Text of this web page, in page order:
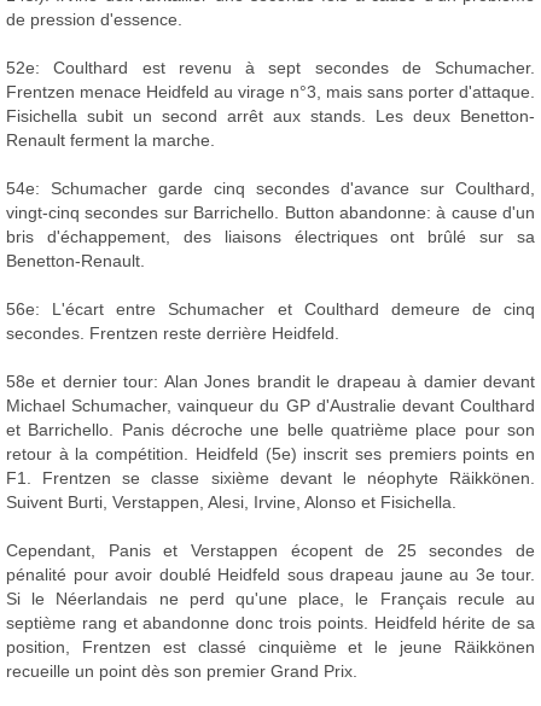
de pression d'essence.
52e: Coulthard est revenu à sept secondes de Schumacher.
Frentzen menace Heidfeld au virage n°3, mais sans porter d'attaque.
Fisichella subit un second arrêt aux stands. Les deux Benetton-
Renault ferment la marche.
54e: Schumacher garde cinq secondes d'avance sur Coulthard,
vingt-cinq secondes sur Barrichello. Button abandonne: à cause d'un
bris d'échappement, des liaisons électriques ont brûlé sur sa
Benetton-Renault.
56e: L'écart entre Schumacher et Coulthard demeure de cinq
secondes. Frentzen reste derrière Heidfeld.
58e et dernier tour: Alan Jones brandit le drapeau à damier devant
Michael Schumacher, vainqueur du GP d'Australie devant Coulthard
et Barrichello. Panis décroche une belle quatrième place pour son
retour à la compétition. Heidfeld (5e) inscrit ses premiers points en
F1. Frentzen se classe sixième devant le néophyte Räikkönen.
Suivent Burti, Verstappen, Alesi, Irvine, Alonso et Fisichella.
Cependant, Panis et Verstappen écopent de 25 secondes de
pénalité pour avoir doublé Heidfeld sous drapeau jaune au 3e tour.
Si le Néerlandais ne perd qu'une place, le Français recule au
septième rang et abandonne donc trois points. Heidfeld hérite de sa
position, Frentzen est classé cinquième et le jeune Räikkönen
recueille un point dès son premier Grand Prix.